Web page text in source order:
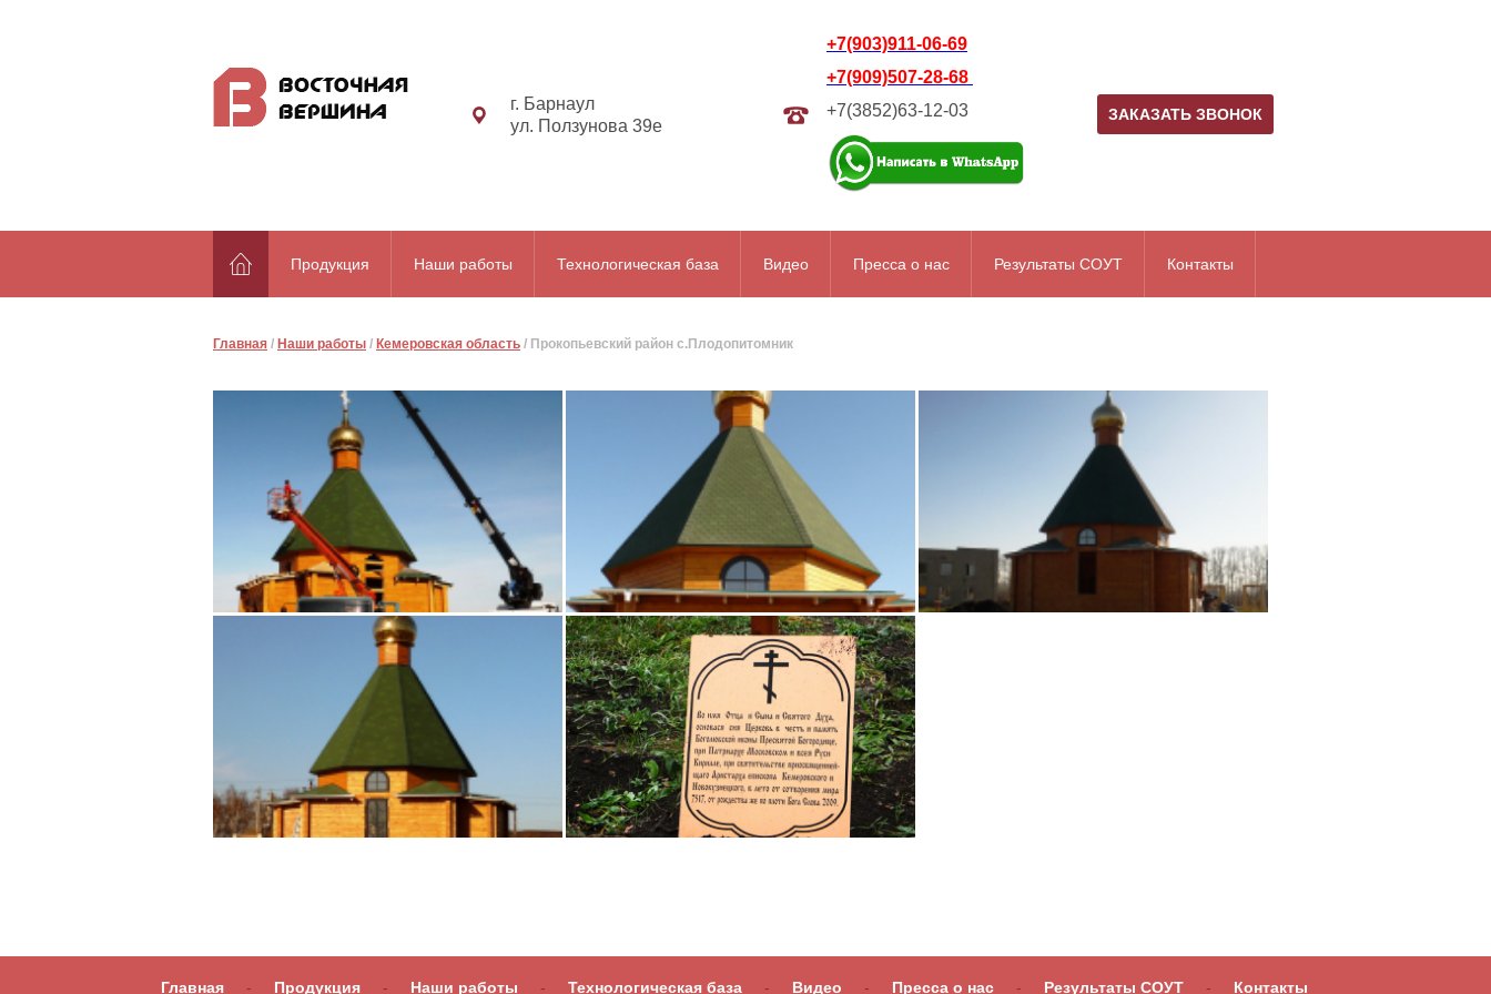
г. Барнаул
ул. Ползунова 39е
+7(903)911-06-69
+7(909)507-28-68
+7(3852)63-12-03
ЗАКАЗАТЬ ЗВОНОК
Продукция Наши работы Технологическая база Видео Пресса о нас Результаты СОУТ Контакты
Главная / Наши работы / Кемеровская область / Прокопьевский район с.Плодопитомник
Главная - Продукция - Наши работы - Технологическая база - Видео - Пресса о нас - Результаты СОУТ - Контакты